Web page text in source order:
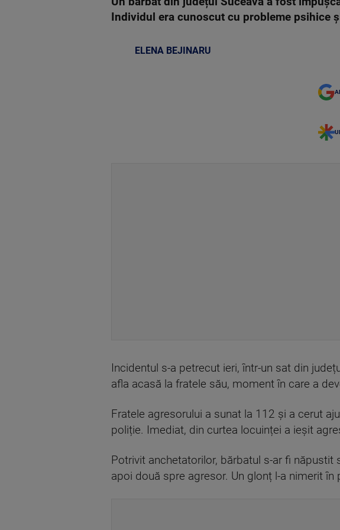
Individul era cunoscut cu probleme psihice
ELENA BEJINARU
Incidentul s-a petrecut ieri, într-un sat din
afla acasă la fratele său, moment în care a
Fratele agresorului a sunat la 112 și a cerut
poliție. Imediat, din curtea locuinței a ieșit
Potrivit anchetatorilor, bărbatul s-ar fi
apoi două spre agresor. Un glonț l-a nimerit în